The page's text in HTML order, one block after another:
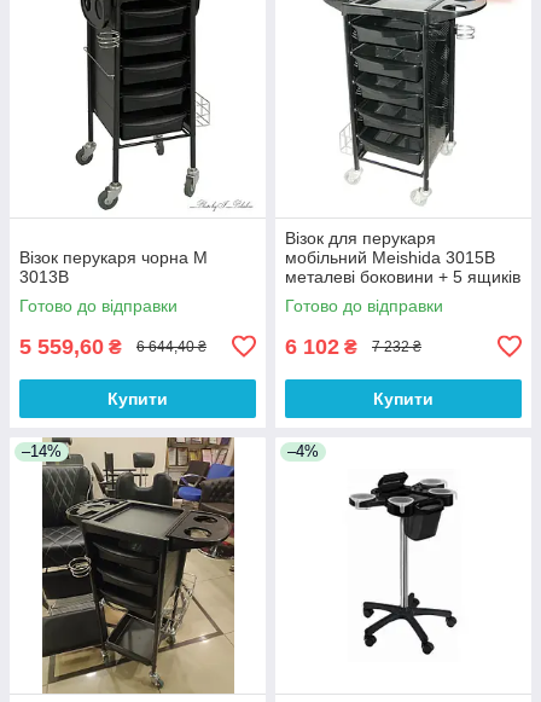
Візок перукаря чорна М
3013В
Готово до відправки
5 559,60 ₴ 6 644,40 ₴
Купити
Візок для перукаря
мобільний Meishida 3015В
металеві боковини + 5 ящиків
ABS пластик
Готово до відправки
6 102 ₴ 7 232 ₴
Купити
–14% –4%